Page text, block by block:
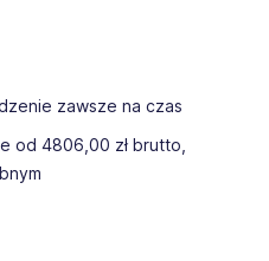
zawsze na czas
od 4806,00 zł brutto,